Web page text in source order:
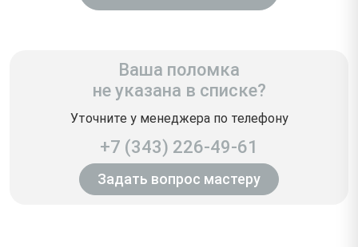
Ваша поломка
не указана в списке?
Уточните у менеджера по телефону
+7 (343) 226-49-61
Задать вопрос мастеру